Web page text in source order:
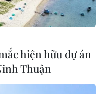
hiện hữu dự án
Thuận